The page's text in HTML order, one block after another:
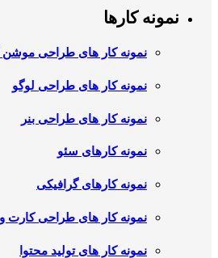
نمونه کارها
نمونه کار های طراحی موشن
نمونه کار های طراحی لوگو
نمونه کار های طراحی بنر
نمونه کارهای سئو
نمونه کارهای گرافیکی
نمونه کار های طراحی کارت
نمونه کار های تولید محتوا